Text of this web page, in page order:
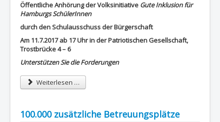
Öffentliche Anhörung der Volksinitiative Gute Inklusion für
Hamburgs SchülerInnen
durch den Schulausschuss der Bürgerschaft
Am 11.7.2017 ab 17 Uhr in der Patriotischen Gesellschaft,
Trostbrücke 4 – 6
Unterstützen Sie die Forderungen
Weiterlesen …
100.000 zusätzliche Betreuungsplätze